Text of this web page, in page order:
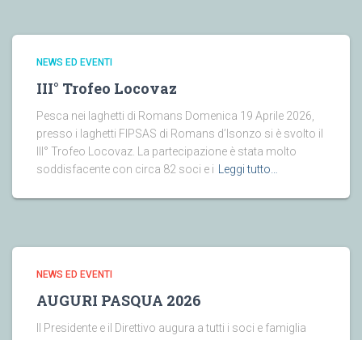
NEWS ED EVENTI
III° Trofeo Locovaz
Pesca nei laghetti di Romans Domenica 19 Aprile 2026,
presso i laghetti FIPSAS di Romans d’Isonzo si è svolto il
III° Trofeo Locovaz. La partecipazione è stata molto
soddisfacente con circa 82 soci e i Leggi tutto…
NEWS ED EVENTI
AUGURI PASQUA 2026
Il Presidente e il Direttivo augura a tutti i soci e famiglia